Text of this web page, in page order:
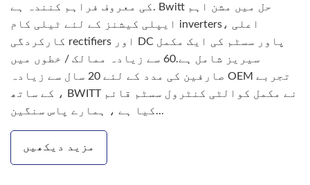
کی معروف فراہم کنندہ ہے. Bwitt حل میں مشن اہم
ایپلی کیشنز کے لئے ٹیلی کام inverters، اعلی
کارکردگی rectifiers اور DC پاور سسٹم کی ایک مکمل
سیریز شامل ہے.60 سے زیادہ ممالک / خطوں میں
صارفین کی مدد کے لئے 20 سال سے زیادہ OEM تجربے
کے ساتھ ، BWITT نے مکمل کوالٹی کنٹرول سسٹم قائم
کیا ہے ، ہمارے پاس سنگین...
مزید دیکھیں